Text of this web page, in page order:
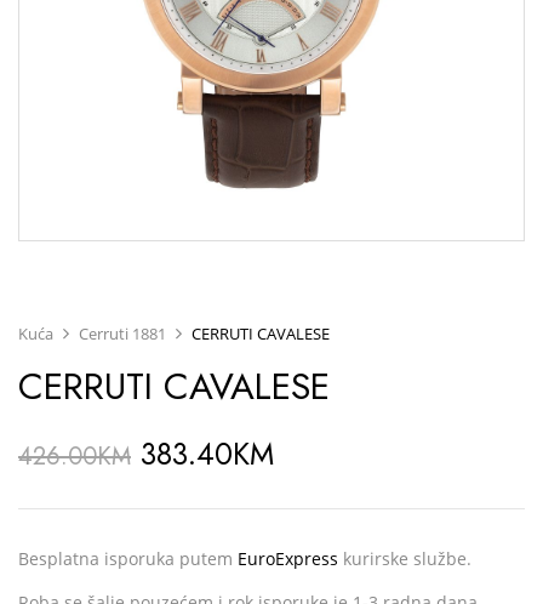
Kuća Cerruti 1881 CERRUTI CAVALESE
CERRUTI CAVALESE
426.00KM 383.40KM
Besplatna isporuka putem EuroExpress kurirske službe.